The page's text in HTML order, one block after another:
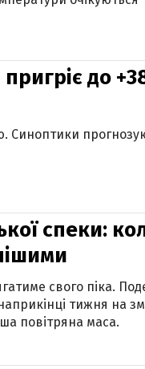
до
Синоптики
спеки:
свого піка.
тижня на
повітряна маса.